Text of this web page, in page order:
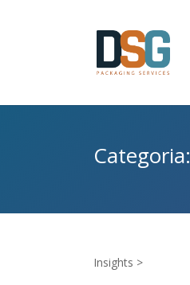
Categoria:
Insights >